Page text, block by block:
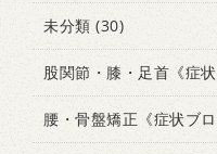
未分類 (30)
股関節・膝・足首《症状
腰・骨盤矯正《症状ブロ